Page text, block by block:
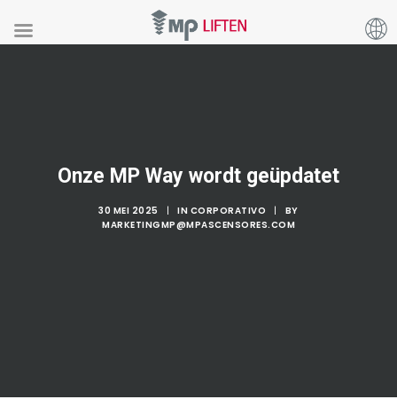
Onze MP Way wordt geüpdatet
30 MEI 2025 | IN CORPORATIVO |
BY
MARKETINGMP@MPASCENSORES.COM